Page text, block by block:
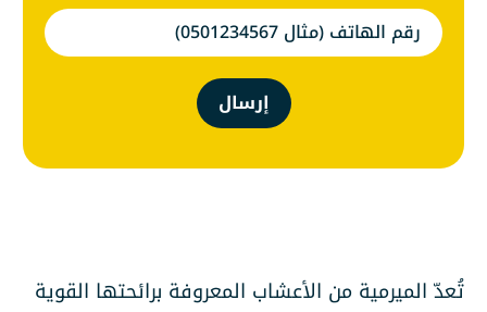
إرسال
تُعدّ الميرمية من الأعشاب المعروفة برائحتها القوية